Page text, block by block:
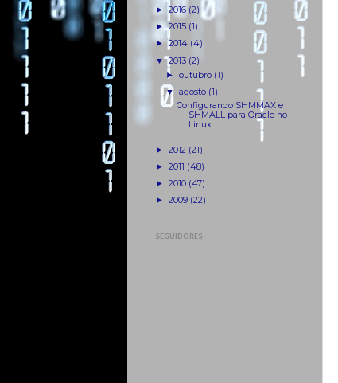
►2016 (2)
►2015 (1)
► 2014 (4)
▼2013 (2)
► outubro (1)
▼ agosto (1)
Configurando SHMMAX e
SHMALL para Oracle no
Linux
► 2012 (21)
► 2011 (48)
► 2010 (47)
► 2009 (22)
SEGUIDORES